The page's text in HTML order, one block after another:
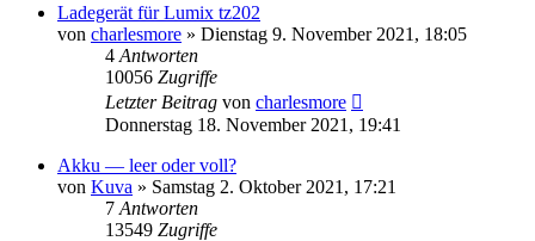
Ladegerät für Lumix tz202
von charlesmore » Dienstag 9. November 2021, 18:05
4 Antworten
10056 Zugriffe
Letzter Beitrag von charlesmore
Donnerstag 18. November 2021, 19:41
Akku — leer oder voll?
von Kuva » Samstag 2. Oktober 2021, 17:21
7 Antworten
13549 Zugriffe